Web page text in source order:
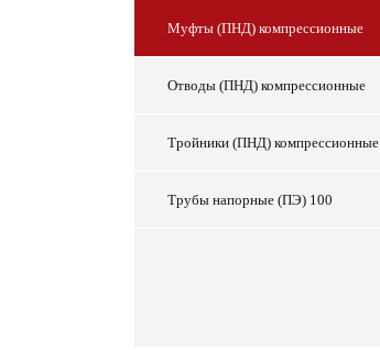
Муфты (ПНД) компрессионные
Отводы (ПНД) компрессионные
Тройники (ПНД) компрессионные
Трубы напорные (ПЭ) 100